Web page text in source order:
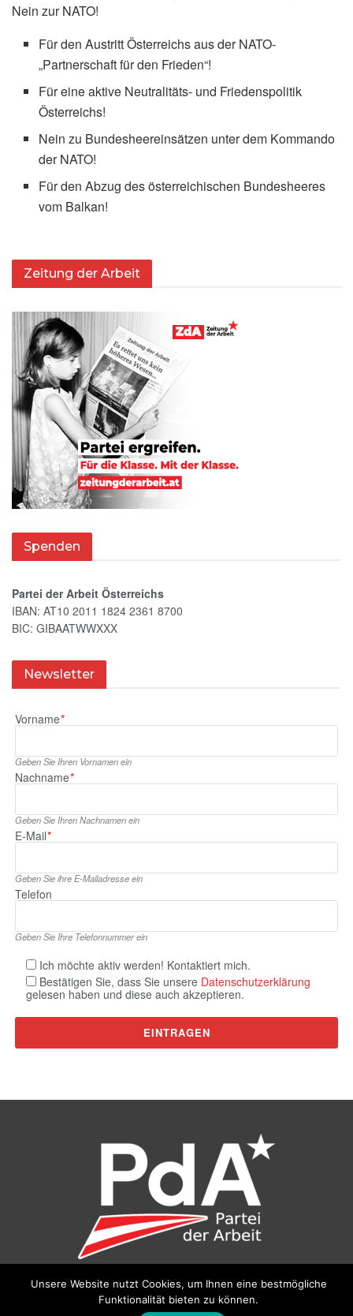
Nein zur NATO!
Für den Austritt Österreichs aus der NATO-
„Partnerschaft für den Frieden“!
Für eine aktive Neutralitäts- und Friedenspolitik
Österreichs!
Nein zu Bundesheereinsätzen unter dem Kommando
der NATO!
Für den Abzug des österreichischen Bundesheeres
vom Balkan!
Zeitung der Arbeit
Spenden
Partei der Arbeit Österreichs
IBAN: AT10 2011 1824 2361 8700
BIC: GIBAATWWXXX
Newsletter
Vorname*
Geben Sie Ihren Vornamen ein
Nachname*
Geben Sie Ihren Nachnamen ein
E‑Mail*
Geben Sie ihre E‑Mailadresse ein
Telefon
Geben Sie Ihre Telefonnummer ein
Ich möchte aktiv werden! Kontaktiert mich.
Bestätigen Sie, dass Sie unsere Datenschutzerklärung
gelesen haben und diese auch akzeptieren.
Partei der Arbeit (PdA), Bundesbüro: Drorygasse 21, 1030
pda@parteiderarbeit.at
Unsere Website nutzt Cookies, um Ihnen eine bestmögliche
Funktionalität bieten zu können.